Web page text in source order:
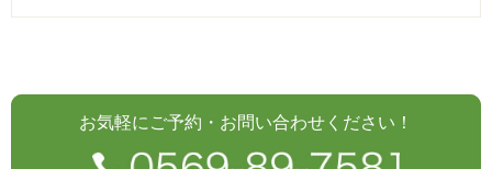
お気軽にご予約・お問い合わせください！